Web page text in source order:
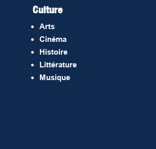
Culture
Arts
Cinéma
Histoire
Littérature
Musique